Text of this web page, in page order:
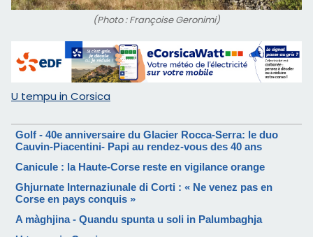
(Photo : Françoise Geronimi)
U tempu in Corsica
Golf - 40e anniversaire du Glacier Rocca-Serra: le duo
Cauvin-Piacentini- Papi au rendez-vous des 40 ans
Canicule : la Haute-Corse reste en vigilance orange
Ghjurnate Internaziunale di Corti : « Ne venez pas en
Corse en pays conquis »
A màghjina - Quandu spunta u soli in Palumbaghja